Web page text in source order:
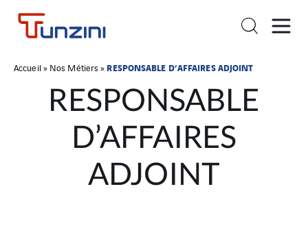
Accueil» Nos Métiers» RESPONSABLE D’AFFAIRES ADJOINT
RESPONSABLE
D’AFFAIRES
ADJOINT